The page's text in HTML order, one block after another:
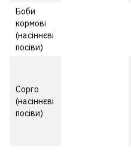
Боби
кормові
(насіннєві
посіви)
Сорго
(насіннєві
посіви)